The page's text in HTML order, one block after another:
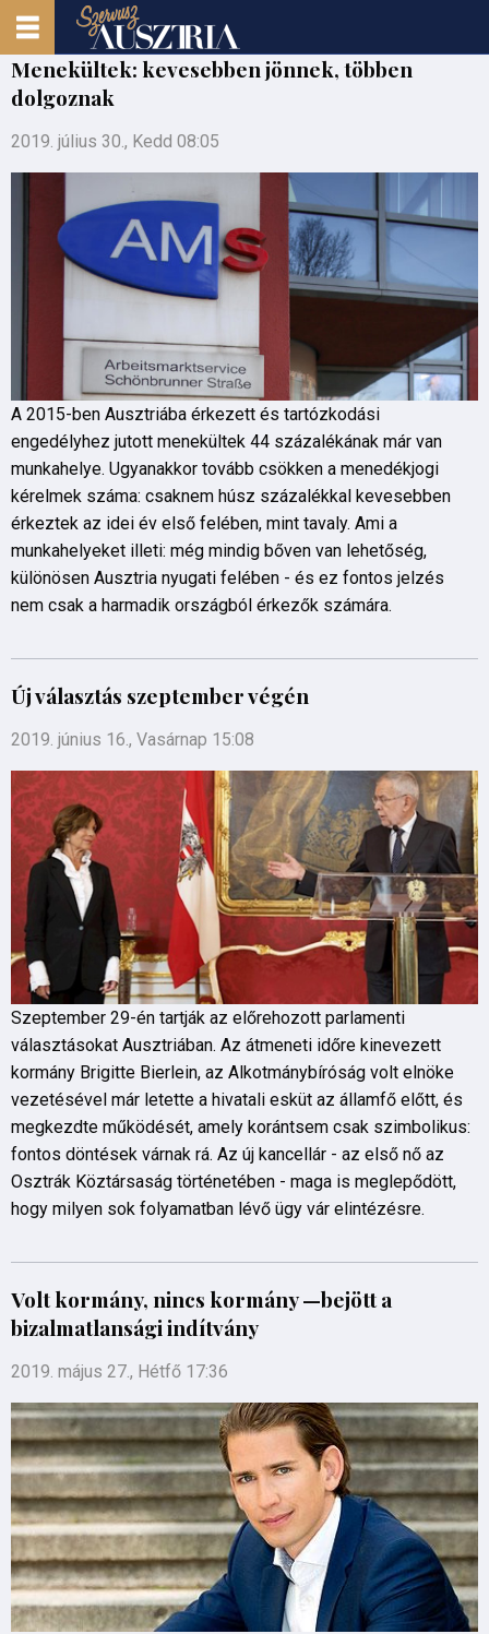
Menekültek: kevesebben jönnek, többen
dolgoznak
2019. július 30., Kedd 08:05
A 2015-ben Ausztriába érkezett és tartózkodási
engedélyhez jutott menekültek 44 százalékának már van
munkahelye. Ugyanakkor tovább csökken a menedékjogi
kérelmek száma: csaknem húsz százalékkal kevesebben
érkeztek az idei év első felében, mint tavaly. Ami a
munkahelyeket illeti: még mindig bőven van lehetőség,
különösen Ausztria nyugati felében - és ez fontos jelzés
nem csak a harmadik országból érkezők számára.
Új választás szeptember végén
2019. június 16., Vasárnap 15:08
Szeptember 29-én tartják az előrehozott parlamenti
választásokat Ausztriában. Az átmeneti időre kinevezett
kormány Brigitte Bierlein, az Alkotmánybíróság volt elnöke
vezetésével már letette a hivatali esküt az államfő előtt, és
megkezdte működését, amely korántsem csak szimbolikus:
fontos döntések várnak rá. Az új kancellár - az első nő az
Osztrák Köztársaság történetében - maga is meglepődött,
hogy milyen sok folyamatban lévő ügy vár elintézésre.
Volt kormány, nincs kormány —bejött a
bizalmatlansági indítvány
2019. május 27., Hétfő 17:36